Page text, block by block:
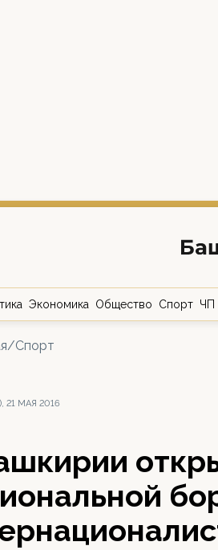
Экономика Общество Спорт ЧП
/Спорт
21 МАЯ 2016